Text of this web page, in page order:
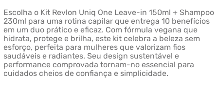
Escolha o Kit Revlon Uniq One Leave-in 150ml + Shampoo
230ml para uma rotina capilar que entrega 10 benefícios
em um duo prático e eficaz. Com fórmula vegana que
hidrata, protege e brilha, este kit celebra a beleza sem
esforço, perfeita para mulheres que valorizam fios
saudáveis e radiantes. Seu design sustentável e
performance comprovada tornam-no essencial para
cuidados cheios de confiança e simplicidade.